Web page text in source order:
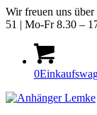
Wir freuen uns
51 | Mo-Fr 8.30 –
0